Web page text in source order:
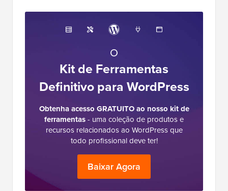
O
Kit de Ferramentas
Definitivo para WordPress
Obtenha acesso GRATUITO ao nosso kit de
ferramentas- uma coleção de produtos e
recursos relacionados ao WordPress que
todo profissional deve ter!
Baixar Agora